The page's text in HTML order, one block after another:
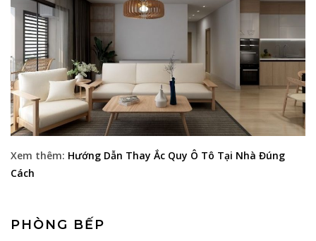
Xem thêm: Hướng Dẫn Thay Ắc Quy Ô Tô Tại Nhà Đúng
Cách
PHÒNG BẾP